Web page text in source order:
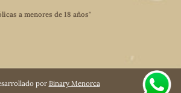
a menores de 18 años"
por Binary Menorca